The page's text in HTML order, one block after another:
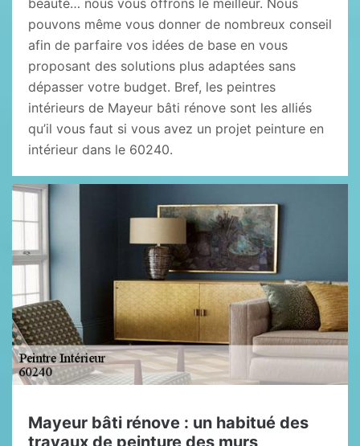
beauté… nous vous offrons le meilleur. Nous
pouvons même vous donner de nombreux conseil
afin de parfaire vos idées de base en vous
proposant des solutions plus adaptées sans
dépasser votre budget. Bref, les peintres
intérieurs de Mayeur bâti rénove sont les alliés
qu’il vous faut si vous avez un projet peinture en
intérieur dans le 60240.
Mayeur bâti rénove : un habitué des
travaux de peinture des murs